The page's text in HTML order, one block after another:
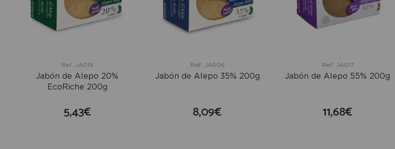
Ref: JA018
Jabón de Alepo 20%
EcoRiche 200g
5,43€
Ref: JA006
Jabón de Alepo 35% 200g
8,09€
Ref: JA017
Jabón de Alepo 55% 200g
11,68€